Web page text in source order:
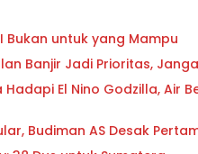
Bukan untuk yang Mampu
Banjir Jadi Prioritas,
Hadapi El Nino Godzilla, Air
Budiman AS Desak